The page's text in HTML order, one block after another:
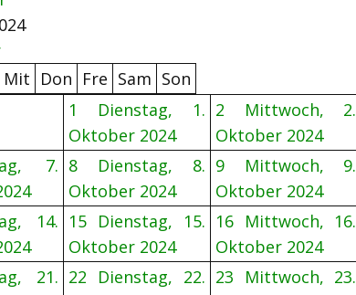
Mit Don Fre Sam Son
1
Dienstag, 1.
Oktober 2024
2
Mittwoch, 2.
Oktober 2024
7. 8
Dienstag, 8.
Oktober 2024
9
Mittwoch, 9.
Oktober 2024
14. 15 Dienstag, 15.
Oktober 2024
16 Mittwoch, 16.
Oktober 2024
21. 22
Dienstag, 22. 23
Mittwoch, 23.